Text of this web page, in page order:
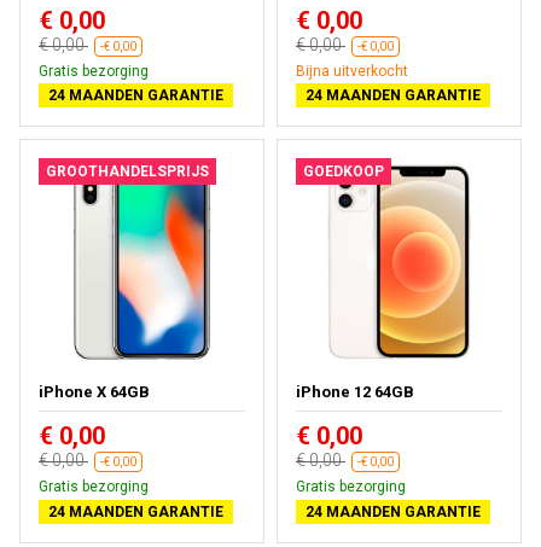
€ 0,00
€ 0,00 -€ 0,00
Gratis bezorging
24 MAANDEN GARANTIE
€ 0,00
€ 0,00 -€ 0,00
Bijna uitverkocht
24 MAANDEN GARANTIE
GROOTHANDELSPRIJS
iPhone X 64GB
€ 0,00
€ 0,00 -€ 0,00
Gratis bezorging
24 MAANDEN GARANTIE
GOEDKOOP
iPhone 12 64GB
€ 0,00
€ 0,00 -€ 0,00
Gratis bezorging
24 MAANDEN GARANTIE